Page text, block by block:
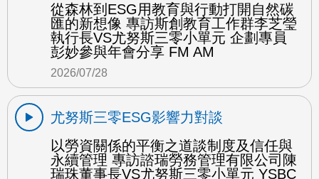
從森林到ESG用教育與行動打開自然碳
匯的新想像 專訪斯創教育工作群李芝瑩
執行長VS尤努斯三零小單元 企劃專員
彭妙參與年會分享 FM AM
2026/07/28
尤努斯三零ESG影響力對談
以勞資關係的平衡之道談制度及信任與
永續管理 專訪諮瑞勞務管理有限公司陳
瑞珠董事長VS尤努斯三零小單元 YSBC